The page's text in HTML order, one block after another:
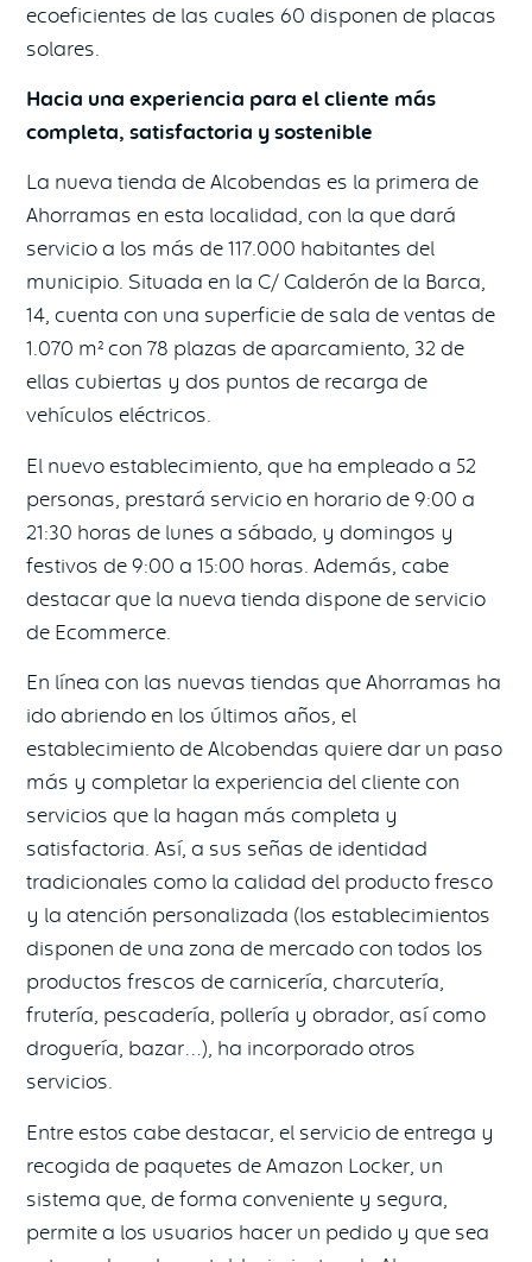
ecoeficientes de las cuales 60 disponen de placas
solares.
Hacia una experiencia para el cliente más
completa, satisfactoria y sostenible
La nueva tienda de Alcobendas es la primera de
Ahorramas en esta localidad, con la que dará
servicio a los más de 117.000 habitantes del
municipio. Situada en la C/ Calderón de la Barca,
14, cuenta con una superficie de sala de ventas de
1.070 m² con 78 plazas de aparcamiento, 32 de
ellas cubiertas y dos puntos de recarga de
vehículos eléctricos.
El nuevo establecimiento, que ha empleado a 52
personas, prestará servicio en horario de 9:00 a
21:30 horas de lunes a sábado, y domingos y
festivos de 9:00 a 15:00 horas. Además, cabe
destacar que la nueva tienda dispone de servicio
de Ecommerce.
En línea con las nuevas tiendas que Ahorramas ha
ido abriendo en los últimos años, el
establecimiento de Alcobendas quiere dar un paso
más y completar la experiencia del cliente con
servicios que la hagan más completa y
satisfactoria. Así, a sus señas de identidad
tradicionales como la calidad del producto fresco
y la atención personalizada (los establecimientos
disponen de una zona de mercado con todos los
productos frescos de carnicería, charcutería,
frutería, pescadería, pollería y obrador, así como
droguería, bazar…), ha incorporado otros
servicios.
Entre estos cabe destacar, el servicio de entrega y
recogida de paquetes de Amazon Locker, un
sistema que, de forma conveniente y segura,
permite a los usuarios hacer un pedido y que sea